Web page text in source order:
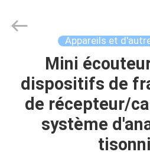
APERÇU
PRODUITS
Cheat
Center.
Appareils et
Mini
dispositifs de
de récepteur/
système